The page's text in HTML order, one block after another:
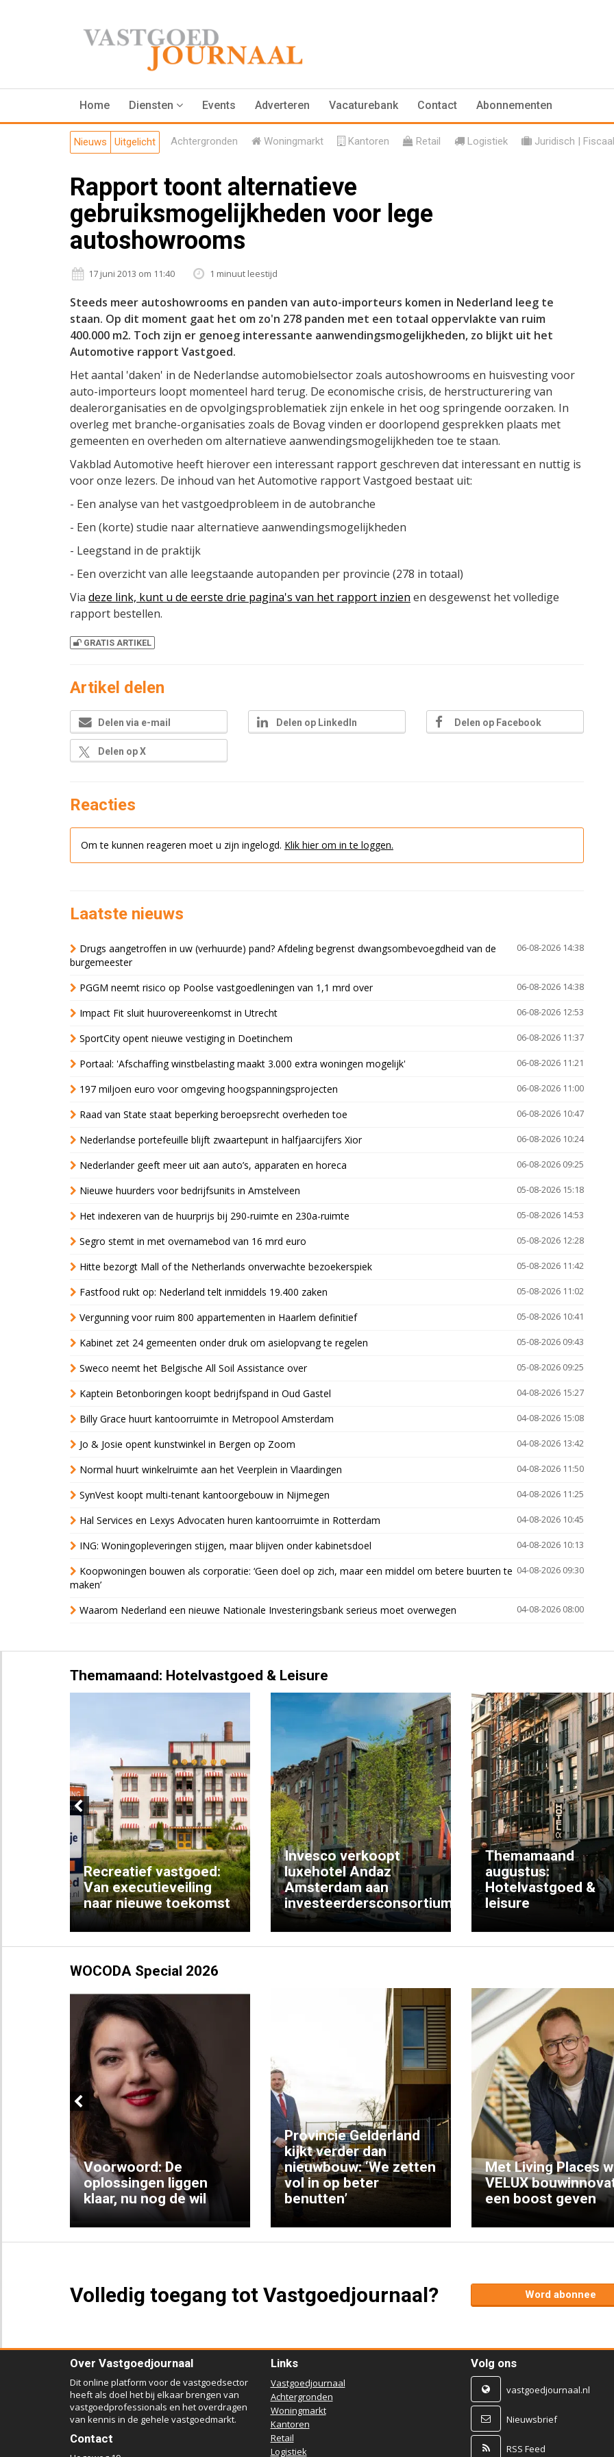
Home Diensten Events Adverteren Vacaturebank Contact Abonnementen
Nieuws Uitgelicht Achtergronden Woningmarkt Kantoren Retail Logistiek Juridisch | Fiscaal
Rapport toont alternatieve
gebruiksmogelijkheden voor lege
autoshowrooms
17 juni 2013 om 11:40 1 minuut leestijd
Steeds meer autoshowrooms en panden van auto-importeurs komen in Nederland leeg te
staan. Op dit moment gaat het om zo'n 278 panden met een totaal oppervlakte van ruim
400.000 m2. Toch zijn er genoeg interessante aanwendingsmogelijkheden, zo blijkt uit het
Automotive rapport Vastgoed.
Het aantal 'daken' in de Nederlandse automobielsector zoals autoshowrooms en huisvesting voor
auto-importeurs loopt momenteel hard terug. De economische crisis, de herstructurering van
dealerorganisaties en de opvolgingsproblematiek zijn enkele in het oog springende oorzaken. In
overleg met branche-organisaties zoals de Bovag vinden er doorlopend gesprekken plaats met
gemeenten en overheden om alternatieve aanwendingsmogelijkheden toe te staan.
Vakblad Automotive heeft hierover een interessant rapport geschreven dat interessant en nuttig is
voor onze lezers. De inhoud van het Automotive rapport Vastgoed bestaat uit:
- Een analyse van het vastgoedprobleem in de autobranche
- Een (korte) studie naar alternatieve aanwendingsmogelijkheden
- Leegstand in de praktijk
- Een overzicht van alle leegstaande autopanden per provincie (278 in totaal)
Via deze link, kunt u de eerste drie pagina's van het rapport inzien en desgewenst het volledige
rapport bestellen.
GRATIS ARTIKEL
Artikel delen
Delen via e-mail Delen op LinkedIn Delen op Facebook
Delen op X
Reacties
Om te kunnen reageren moet u zijn ingelogd. Klik hier om in te loggen.
Laatste nieuws
06-08-2026 14:38
Drugs aangetroffen in uw (verhuurde) pand? Afdeling begrenst dwangsombevoegdheid van de
burgemeester
06-08-2026 14:38
PGGM neemt risico op Poolse vastgoedleningen van 1,1 mrd over
06-08-2026 12:53
Impact Fit sluit huurovereenkomst in Utrecht
06-08-2026 11:37
SportCity opent nieuwe vestiging in Doetinchem
06-08-2026 11:21
Portaal: 'Afschaffing winstbelasting maakt 3.000 extra woningen mogelijk'
06-08-2026 11:00
197 miljoen euro voor omgeving hoogspanningsprojecten
06-08-2026 10:47
Raad van State staat beperking beroepsrecht overheden toe
06-08-2026 10:24
Nederlandse portefeuille blijft zwaartepunt in halfjaarcijfers Xior
06-08-2026 09:25
Nederlander geeft meer uit aan auto’s, apparaten en horeca
05-08-2026 15:18
Nieuwe huurders voor bedrijfsunits in Amstelveen
05-08-2026 14:53
Het indexeren van de huurprijs bij 290-ruimte en 230a-ruimte
05-08-2026 12:28
Segro stemt in met overnamebod van 16 mrd euro
05-08-2026 11:42
Hitte bezorgt Mall of the Netherlands onverwachte bezoekerspiek
05-08-2026 11:02
Fastfood rukt op: Nederland telt inmiddels 19.400 zaken
05-08-2026 10:41
Vergunning voor ruim 800 appartementen in Haarlem definitief
05-08-2026 09:43
Kabinet zet 24 gemeenten onder druk om asielopvang te regelen
05-08-2026 09:25
Sweco neemt het Belgische All Soil Assistance over
04-08-2026 15:27
Kaptein Betonboringen koopt bedrijfspand in Oud Gastel
04-08-2026 15:08
Billy Grace huurt kantoorruimte in Metropool Amsterdam
04-08-2026 13:42
Jo & Josie opent kunstwinkel in Bergen op Zoom
04-08-2026 11:50
Normal huurt winkelruimte aan het Veerplein in Vlaardingen
04-08-2026 11:25
SynVest koopt multi-tenant kantoorgebouw in Nijmegen
04-08-2026 10:45
Hal Services en Lexys Advocaten huren kantoorruimte in Rotterdam
04-08-2026 10:13
ING: Woningopleveringen stijgen, maar blijven onder kabinetsdoel
04-08-2026 09:30
Koopwoningen bouwen als corporatie: ‘Geen doel op zich, maar een middel om betere buurten te
maken’
04-08-2026 08:00
Waarom Nederland een nieuwe Nationale Investeringsbank serieus moet overwegen
Themamaand: Hotelvastgoed & Leisure
Previous
Recreatief vastgoed:
Van executieveiling
naar nieuwe toekomst
Invesco verkoopt
luxehotel Andaz
Amsterdam aan
investeerdersconsortium
Themamaand
augustus:
Hotelvastgoed &
leisure
WOCODA Special 2026
Previous
Voorwoord: De
oplossingen liggen
klaar, nu nog de wil
Provincie Gelderland
kijkt verder dan
nieuwbouw: ‘We zetten
vol in op beter
benutten’
Met Living Places
VELUX
een boost geven
Volledig toegang tot Vastgoedjournaal? Word abonnee
Over Vastgoedjournaal
Dit online platform voor de vastgoedsector
heeft als doel het bij elkaar brengen van
vastgoedprofessionals en het overdragen
van kennis in de gehele vastgoedmarkt.
Contact
Links
Vastgoedjournaal
Achtergronden
Woningmarkt
Kantoren
Retail
Logistiek
Volg ons
vastgoedjournaal.nl
Nieuwsbrief
RSS Feed